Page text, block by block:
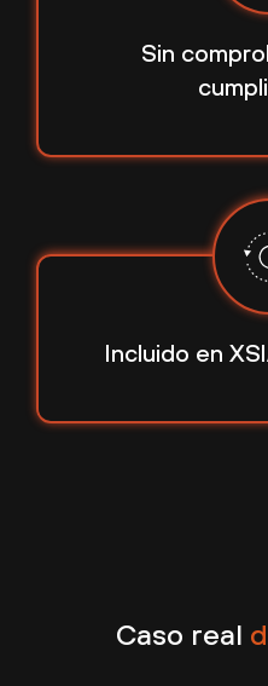
Sin
Incluido en
Caso real